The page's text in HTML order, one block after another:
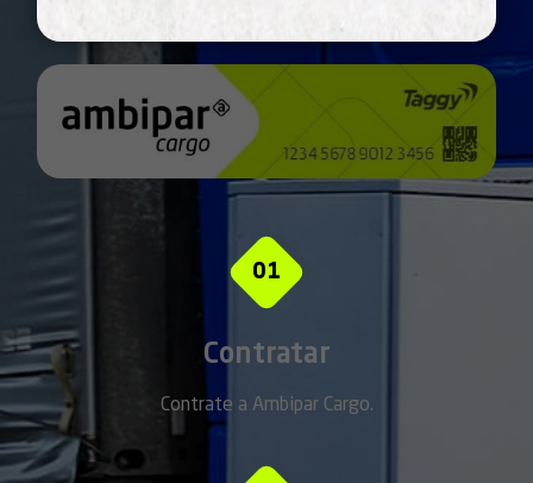
01
Contratar
Contrate a Ambipar Cargo.